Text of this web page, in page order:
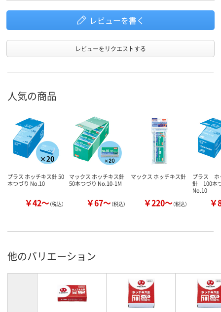
レビューを書く
レビューをリクエストする
人気の商品
プラス ホッチキス針 50
本つづり No.10
￥42～（税込）
マックス ホッチキス針
50本つづり No.10-1M
￥67～（税込）
マックス ホッチキス針
￥220～（税込）
プラス ホ
針 100本
No.10
￥
他のバリエーション